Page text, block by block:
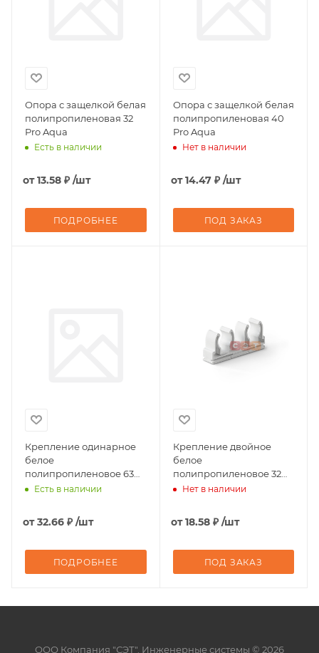
Опора с защелкой белая
полипропиленовая 32
Pro Aqua
Есть в наличии
от13.58 ₽ /шт
ПОДРОБНЕЕ
Опора с защелкой белая
полипропиленовая 40
Pro Aqua
Нет в наличии
от14.47 ₽ /шт
ПОД ЗАКАЗ
Крепление одинарное
белое
полипропиленовое 63
Pro Aqua
Есть в наличии
от32.66 ₽ /шт
ПОДРОБНЕЕ
Крепление двойное
белое
полипропиленовое 32
Pro Aqua
Нет в наличии
от18.58 ₽ /шт
ПОД ЗАКАЗ
ООО Компания "СЭТ". Инженерные системы © 2026